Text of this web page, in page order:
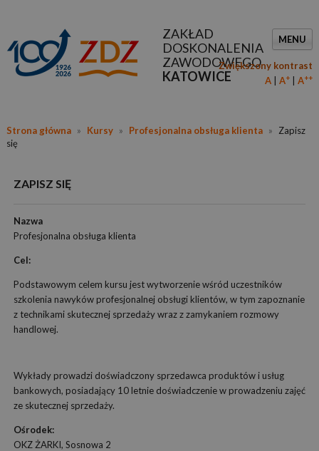
ZAKŁAD
DOSKONALENIA
ZAWODOWEGO
KATOWICE
MENU
Zwiększony kontrast
A
A+ A++
Strona główna » Kursy » Profesjonalna obsługa klienta »
Zapisz
się
ZAPISZ SIĘ
Nazwa
Profesjonalna obsługa klienta
Cel:
Podstawowym celem kursu jest wytworzenie wśród uczestników
szkolenia nawyków profesjonalnej obsługi klientów, w tym zapoznanie
z technikami skutecznej sprzedaży wraz z zamykaniem rozmowy
handlowej.
Wykłady prowadzi doświadczony sprzedawca produktów i usług
bankowych, posiadający 10 letnie doświadczenie w prowadzeniu zajęć
ze skutecznej sprzedaży.
Ośrodek:
OKZ ŻARKI, Sosnowa 2